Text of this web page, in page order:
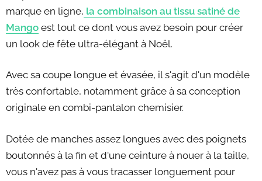
marque en ligne, la combinaison au tissu satiné de
Mango est tout ce dont vous avez besoin pour créer
un look de fête ultra-élégant à Noël.
Avec sa coupe longue et évasée, il s'agit d'un modèle
très confortable, notamment grâce à sa conception
originale en combi-pantalon chemisier.
Dotée de manches assez longues avec des poignets
boutonnés à la fin et d'une ceinture à nouer à la taille,
vous n'avez pas à vous tracasser longuement pour